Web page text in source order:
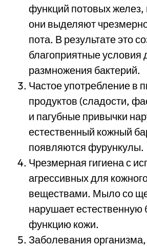
функций потовых желез,
они выделяют
пота. В результате это
благоприятные условия
размножения бактерий.
Частое употребление в
продуктов (сладости,
и пагубные привычки
естественный кожный
появляются фурункулы.
Чрезмерная гигиена с
агрессивных для
веществами. Мыло со
нарушает естественную
функцию кожи.
Заболевания